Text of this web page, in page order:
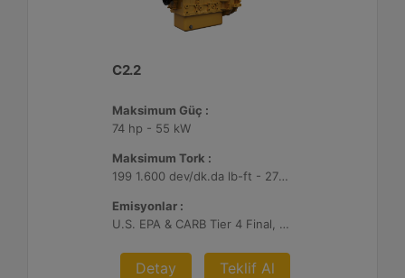
C2.2
Maksimum Güç :
74 hp - 55 kW
Maksimum Tork :
199 1.600 dev/dk.da lb-ft - 270 1.600 dev/dk.da Nm
Emisyonlar :
U.S. EPA & CARB Tier 4 Final, EU Stage V
Detay Teklif Al